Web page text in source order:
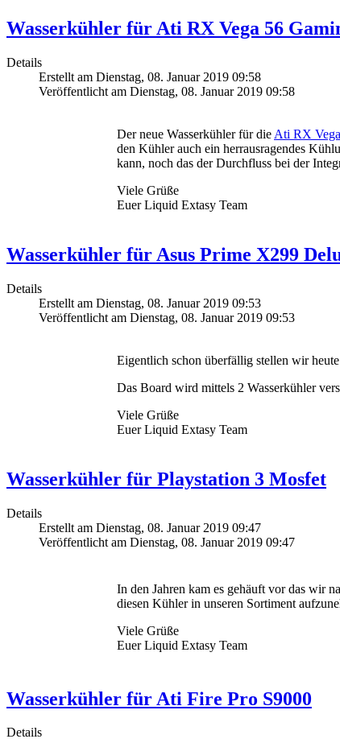
Wasserkühler für Ati RX Vega 56
Details
Erstellt am Dienstag, 08. Januar 2019 09:58
Veröffentlicht am Dienstag, 08. Januar 2019 09:58
Der neue Wasserkühler für die Ati RX
den Kühler auch ein herrausragendes
kann, noch das der Durchfluss bei der
Viele Grüße
Euer Liquid Extasy Team
Wasserkühler für Asus Prime X299
Details
Erstellt am Dienstag, 08. Januar 2019 09:53
Veröffentlicht am Dienstag, 08. Januar 2019 09:53
Eigentlich schon überfällig stellen wir
Das Board wird mittels 2 Wasserkühler
Viele Grüße
Euer Liquid Extasy Team
Wasserkühler für Playstation 3 Mosfet
Details
Erstellt am Dienstag, 08. Januar 2019 09:47
Veröffentlicht am Dienstag, 08. Januar 2019 09:47
In den Jahren kam es gehäuft vor das wir
diesen Kühler in unseren Sortiment
Viele Grüße
Euer Liquid Extasy Team
Wasserkühler für Ati Fire Pro S9000
Details